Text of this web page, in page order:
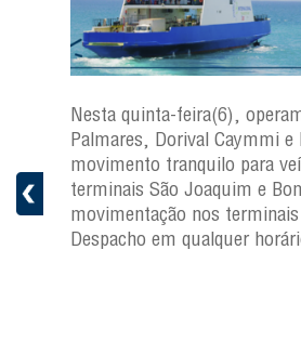
Nesta quinta-feira(6),
Palmares, Dorival Caymmi
movimento tranquilo para
terminais São Joaquim e
movimentação nos
Despacho em qualquer